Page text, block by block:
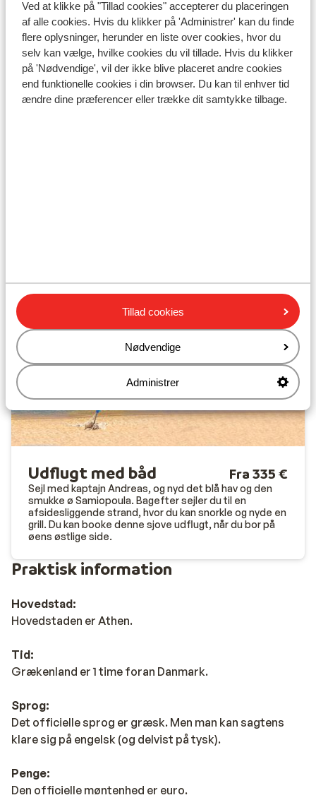
Ved at klikke på "Tillad cookies" accepterer du placeringen
af alle cookies. Hvis du klikker på 'Administrer' kan du finde
flere oplysninger, herunder en liste over cookies, hvor du
selv kan vælge, hvilke cookies du vil tillade. Hvis du klikker
på 'Nødvendige', vil der ikke blive placeret andre cookies
end funktionelle cookies i din browser. Du kan til enhver tid
ændre dine præferencer eller trække dit samtykke tilbage.
Tillad cookies
Nødvendige
Administrer
Udflugt med båd Fra 335 €
Sejl med kaptajn Andreas, og nyd det blå hav og den
smukke ø Samiopoula. Bagefter sejler du til en
afsidesliggende strand, hvor du kan snorkle og nyde en
grill. Du kan booke denne sjove udflugt, når du bor på
øens østlige side.
Praktisk information
Hovedstad:
Hovedstaden er Athen.
Tid:
Grækenland er 1 time foran Danmark.
Sprog:
Det officielle sprog er græsk. Men man kan sagtens
klare sig på engelsk (og delvist på tysk).
Penge:
Den officielle møntenhed er euro.